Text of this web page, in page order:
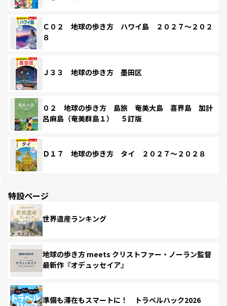
Ｃ０２ 地球の歩き方 ハワイ島 ２０２７～２０２
８
Ｊ３３ 地球の歩き方 墨田区
０２ 地球の歩き方 島旅 奄美大島 喜界島 加計
呂麻島（奄美群島１） ５訂版
Ｄ１７ 地球の歩き方 タイ ２０２７～２０２８
特設ページ
世界遺産ランキング
地球の歩き方 meets クリストファー・ノーラン監督
最新作『オデュッセイア』
準備も滞在もスマートに！ トラベルハック2026